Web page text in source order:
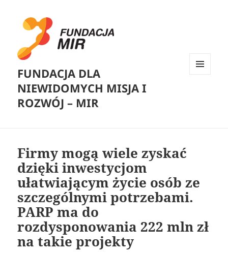
FUNDACJA DLA
NIEWIDOMYCH MISJA I
ROZWÓJ – MIR
Firmy mogą wiele zyskać
dzięki inwestycjom
ułatwiającym życie osób ze
szczególnymi potrzebami.
PARP ma do
rozdysponowania 222 mln zł
na takie projekty